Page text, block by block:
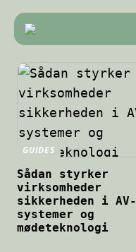
GUIDES
Sådan styrker
virksomheder
sikkerheden i AV-
systemer og
mødeteknologi